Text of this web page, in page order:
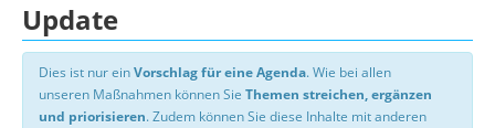
Update
Dies ist nur einVorschlag für eine Agenda. Wie bei allen
unseren Maßnahmen können Sie Themen streichen, ergänzen
und priorisieren. Zudem können Sie diese Inhalte mit anderen